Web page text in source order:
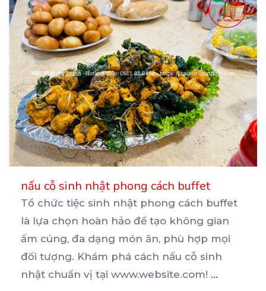
nấu cỗ sinh nhật phong cách buffet
Tổ chức tiệc sinh nhật phong cách buffet
là lựa chọn hoàn hảo để tạo không gian
ấm cúng, đa dạng món ăn, phù hợp mọi
đối tượng. Khám phá cách nấu cỗ sinh
nhật chuẩn vị tại www.website.com! ...